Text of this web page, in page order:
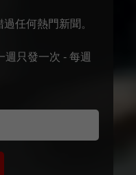
任何熱門新聞。
只發一次 - 每週